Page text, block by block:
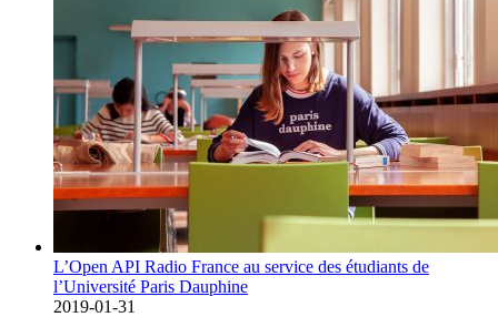
L’Open API Radio France au service des étudiants de
l’Université Paris Dauphine
2019-01-31